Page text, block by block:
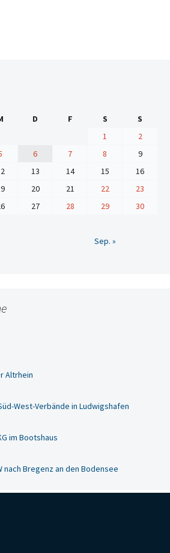
D F S
S
1
2
6 7 8
9
13 14 15
16
20 21 22
23
27 28 29
30
Sep. »
Altrhein
West-Verbände in Ludwigshafen
im Bootshaus
nach Bregenz an den Bodensee